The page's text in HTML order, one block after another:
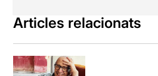
Articles relacionats